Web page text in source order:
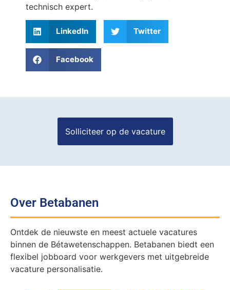
technisch expert.
LinkedIn Twitter
Facebook
Over Betabanen
Ontdek de nieuwste en meest actuele vacatures
binnen de Bétawetenschappen. Betabanen biedt een
flexibel jobboard voor werkgevers met uitgebreide
vacature personalisatie.